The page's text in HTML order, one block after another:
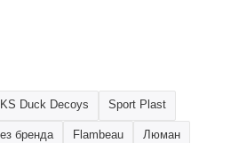
Duck Decoys Sport Plast
бренда Flambeau Люман